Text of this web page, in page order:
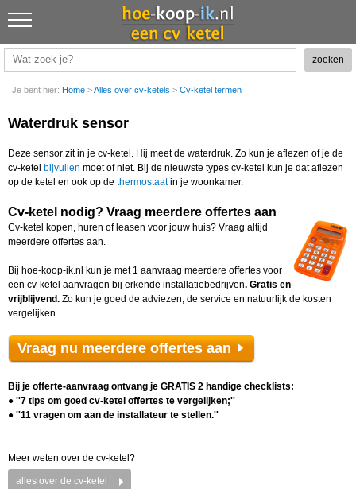
Je bent hier: Home >Alles over cv-ketels > Cv-ketel termen
Waterdruk sensor
Deze sensor zit in je cv-ketel. Hij meet de waterdruk. Zo kun je aflezen of je de
cv-ketel bijvullen moet of niet. Bij de nieuwste types cv-ketel kun je dat aflezen
op de ketel en ook op de thermostaatin je woonkamer.
Cv-ketel nodig? Vraag meerdere offertes aan
Cv-ketel kopen, huren of leasen voor jouw huis? Vraag altijd
meerdere offertes aan.
Bij hoe-koop-ik.nl kun je met 1 aanvraag meerdere offertes voor
een cv-ketel aanvragen bij erkende installatiebedrijven. Gratis en
vrijblijvend. Zo kun je goed de adviezen, de service en natuurlijk de kosten
vergelijken.
Vraag nu meerdere offertes aan
Bij je offerte-aanvraag ontvang je GRATIS 2 handige checklists:
● ''7 tips om goed cv-ketel offertes te vergelijken;''
● ''11 vragen om aan de installateur te stellen.''
Meer weten over de cv-ketel?
alles over de cv-ketel